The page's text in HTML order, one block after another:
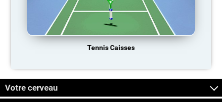
Tennis Caisses
Votre cerveau